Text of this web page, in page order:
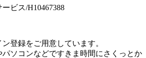
ビス/H10467388
登録をご用意しています。
パソコンなどですきま時間にさくっとか